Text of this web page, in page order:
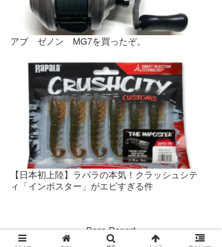
アブ ゼノン MG7を買ったぞ。
【日本初上陸】ラパラの本気！クラッシュシテ
ィ「インポスター」がエビすぎる件
Bass Report
© 2017 Bass Report.